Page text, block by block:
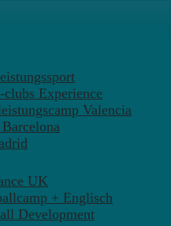
clubs Experience
Valencia
UK
+ Englisch
Development